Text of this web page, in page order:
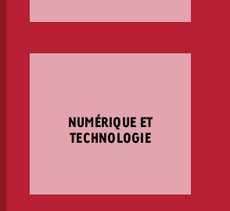
NUMÉRIQUE ET
TECHNOLOGIE